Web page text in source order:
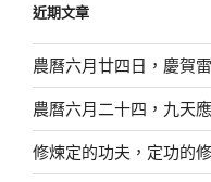
字:
近期文章
農曆六月廿四日，慶賀
農曆六月二十四，九天
修煉定的功夫，定功的